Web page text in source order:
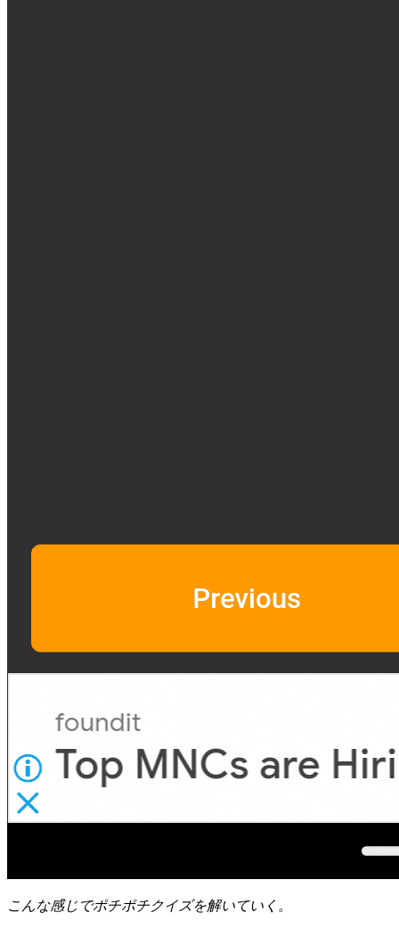
こんな感じでポチポチクイズを解いていく。